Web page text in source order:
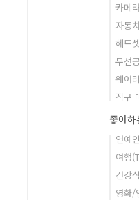
카메
자동
헤드
무선
웨어
직구
좋아하
연예인
여행
건강
영화/